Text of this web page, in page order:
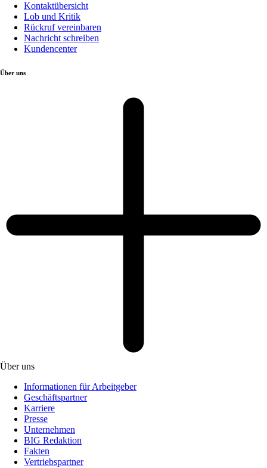
Kontaktübersicht
Lob und Kritik
Rückruf vereinbaren
Nachricht schreiben
Kundencenter
Über uns
Über uns
Informationen für Arbeitgeber
Geschäftspartner
Karriere
Presse
Unternehmen
BIG Redaktion
Fakten
Vertriebspartner